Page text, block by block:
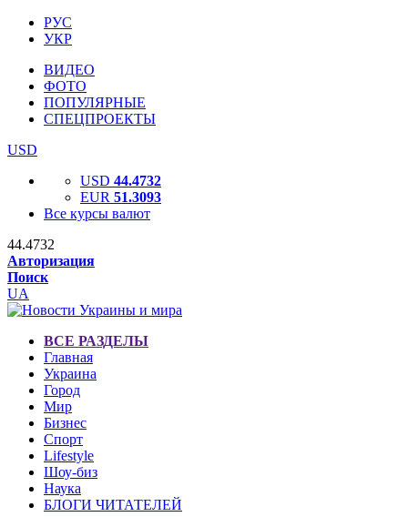
РУС
УКР
ВИДЕО
ФОТО
ПОПУЛЯРНЫЕ
СПЕЦПРОЕКТЫ
USD
USD 44.4732
EUR 51.3093
Все курсы валют
44.4732
Авторизация
Поиск
UA
ВСЕ РАЗДЕЛЫ
Главная
Украина
Город
Мир
Бизнес
Спорт
Lifestyle
Шоу-биз
Наука
БЛОГИ ЧИТАТЕЛЕЙ